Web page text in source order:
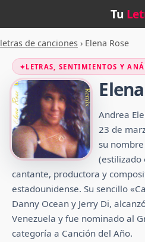
Tu
letras de canciones › Elena Rose
✦LETRAS, SENTIMIENTOS Y
Andrea
23 de
su
(estilizado
cantante, productora y
estadounidense.​ Su sencillo
Danny Ocean y Jerry Di,
Venezuela y fue nominado al
categoría a Canción del Año.